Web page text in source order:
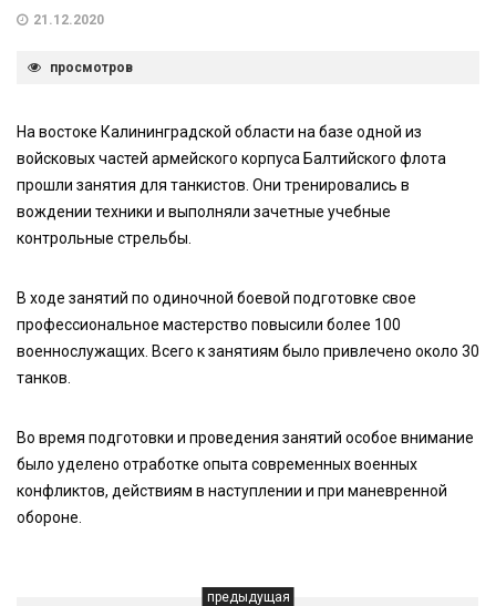
21.12.2020
просмотров
На востоке Калининградской области на базе одной из
войсковых частей армейского корпуса Балтийского флота
прошли занятия для танкистов. Они тренировались в
вождении техники и выполняли зачетные учебные
контрольные стрельбы.
В ходе занятий по одиночной боевой подготовке свое
профессиональное мастерство повысили более 100
военнослужащих. Всего к занятиям было привлечено около 30
танков.
Во время подготовки и проведения занятий особое внимание
было уделено отработке опыта современных военных
конфликтов, действиям в наступлении и при маневренной
обороне.
предыдущая